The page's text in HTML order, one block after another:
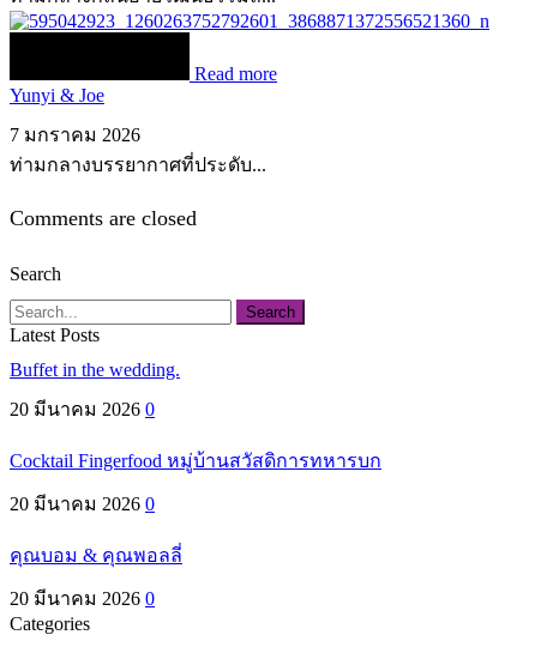
Read more
Yunyi & Joe
7 มกราคม 2026
ท่ามกลางบรรยากาศที่ประดับ...
Comments are closed
Search
Search
Latest Posts
Buffet in the wedding.
20 มีนาคม 2026 0
Cocktail Fingerfood หมู่บ้านสวัสดิการทหารบก
20 มีนาคม 2026 0
คุณบอม & คุณพอลลี่
20 มีนาคม 2026 0
Categories